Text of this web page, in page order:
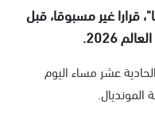
قرارا غير مسبوقا، قبل
2026.
عشر مساء اليوم